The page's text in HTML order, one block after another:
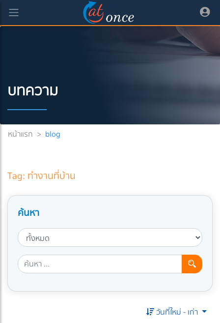
บทความ
หน้าแรก > blog
Tag: ทำงานที่บ้าน
ค้นหา
วันที่ใหม่ - เก่า